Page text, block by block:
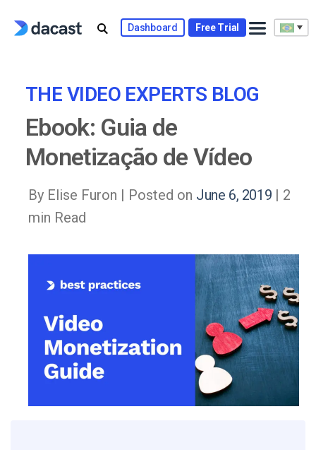
Dashboard Free Trial
THE VIDEO EXPERTS BLOG
Ebook: Guia de
Monetização de Vídeo
By Elise Furon | Posted on June 6, 2019 | 2
min Read